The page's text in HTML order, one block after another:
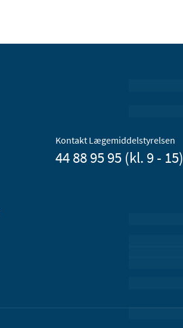
Kontakt Lægemiddelstyrelsen
44 88 95 95 (kl. 9 - 15)